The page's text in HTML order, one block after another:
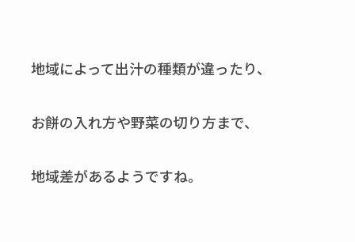
地域によって出汁の種類が違ったり、
お餅の入れ方や野菜の切り方まで、
地域差があるようですね。